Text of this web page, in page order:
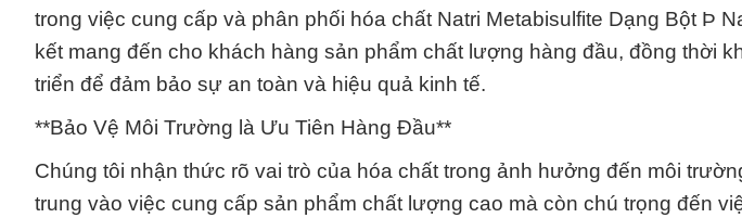
trong việc cung cấp và phân phối hóa chất Natri Metabisulfite Dạng Bột Þ
kết mang đến cho khách hàng sản phẩm chất lượng hàng đầu, đồng thời
triển để đảm bảo sự an toàn và hiệu quả kinh tế.
**Bảo Vệ Môi Trường là Ưu Tiên Hàng Đầu**
Chúng tôi nhận thức rõ vai trò của hóa chất trong ảnh hưởng đến môi
trung vào việc cung cấp sản phẩm chất lượng cao mà còn chú trọng đến